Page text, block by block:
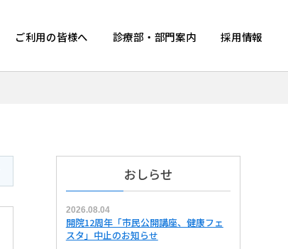
ご利用の皆様へ 診療部・部門案内 採用情報
おしらせ
2026.08.04
開院12周年「市民公開講座、健康フェ
スタ」中止のお知らせ